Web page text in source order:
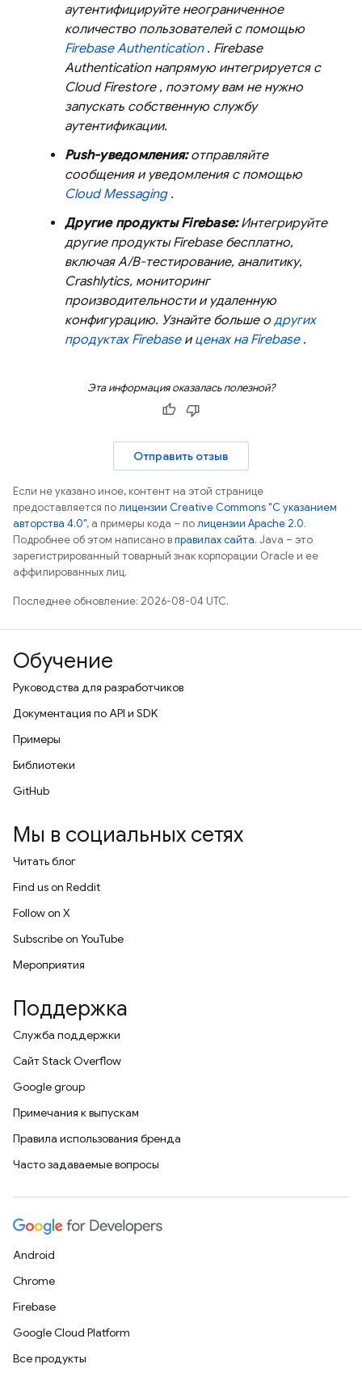
аутентифицируйте неограниченное
количество пользователей с помощью
Firebase Authentication. Firebase
Authenticationнапрямую интегрируется с
Cloud Firestore, поэтому вам не нужно
запускать собственную службу
аутентификации.
Push-уведомления:отправляйте
сообщения и уведомления с помощью
Cloud Messaging.
Другие продукты Firebase:Интегрируйте
другие продукты Firebase бесплатно,
включая A/B-тестирование, аналитику,
Crashlytics, мониторинг
производительности и удаленную
конфигурацию. Узнайте больше о других
продуктах Firebaseи ценах на Firebase.
Эта информация оказалась полезной?
Отправить отзыв
Если не указано иное, контент на этой странице
предоставляется полицензии Creative Commons "С указанием
авторства 4.0", а примеры кода – полицензии Apache 2.0.
Подробнее об этом написано вправилах сайта. Java – это
зарегистрированный товарный знак корпорации Oracle и ее
аффилированных лиц.
Последнее обновление: 2026-08-04 UTC.
Обучение
Руководства для разработчиков
Документация по API и SDK
Примеры
Библиотеки
GitHub
Мы в социальных сетях
Читать блог
Find us on Reddit
Follow on X
Subscribe on YouTube
Мероприятия
Поддержка
Служба поддержки
Сайт Stack Overflow
Google group
Примечания к выпускам
Правила использования бренда
Часто задаваемые вопросы
Android
Chrome
Firebase
Google Cloud Platform
Все продукты